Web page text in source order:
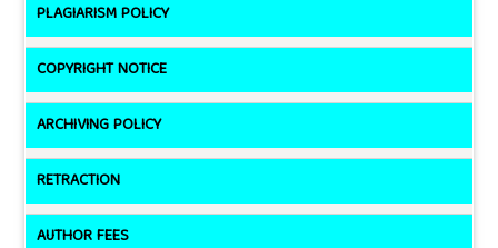
PLAGIARISM POLICY
COPYRIGHT NOTICE
ARCHIVING POLICY
RETRACTION
AUTHOR FEES